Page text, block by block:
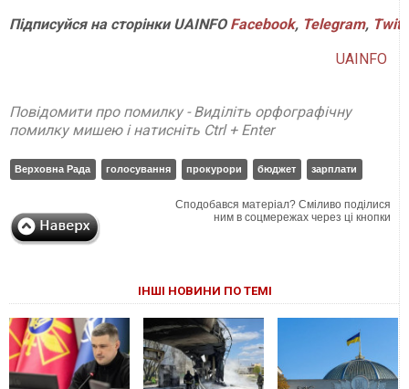
Підписуйся на сторінки UAINFO Facebook, Telegram,
UAINFO
Повідомити про помилку - Виділіть орфографічну
помилку мишею і натисніть Ctrl + Enter
Верховна Рада голосування прокурори бюджет зарплати
Сподобався матеріал? Сміливо поділися
ним в соцмережах через ці кнопки
ІНШІ НОВИНИ ПО ТЕМІ